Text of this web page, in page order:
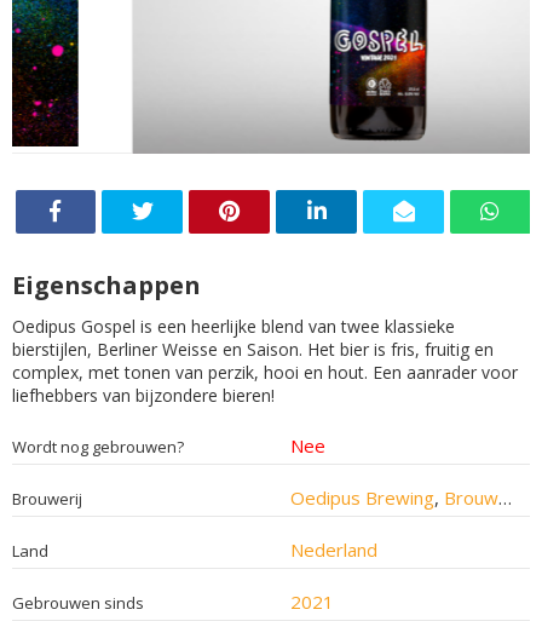
Eigenschappen
Oedipus Gospel is een heerlijke blend van twee klassieke
bierstijlen, Berliner Weisse en Saison. Het bier is fris, fruitig en
complex, met tonen van perzik, hooi en hout. Een aanrader voor
liefhebbers van bijzondere bieren!
Wordt nog gebrouwen? Nee
Brouwerij Oedipus Brewing, Brouwerij Van Moll
Land Nederland
Gebrouwen sinds 2021